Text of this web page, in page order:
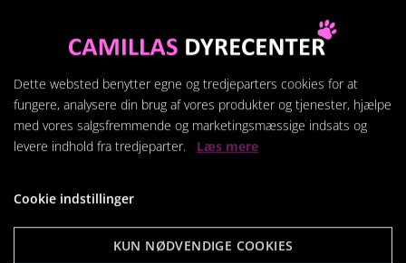
LÆS MERE OM COOKIES
Relaterede produkter
Dette websted benytter egne og tredjeparters cookies for at
fungere, analysere din brug af vores produkter og tjenester, hjælpe
med vores salgsfremmende og marketingsmæssige indsats og
levere indhold fra tredjeparter. Læs mere
Cookie indstillinger
KUN NØDVENDIGE COOKIES